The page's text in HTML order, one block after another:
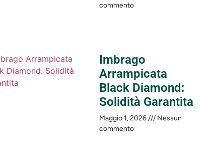
commento
Imbrago
Arrampicata
Black Diamond:
Solidità Garantita
Maggio 1, 2026
Nessun
commento